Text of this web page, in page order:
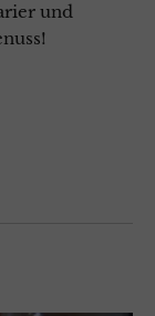
und